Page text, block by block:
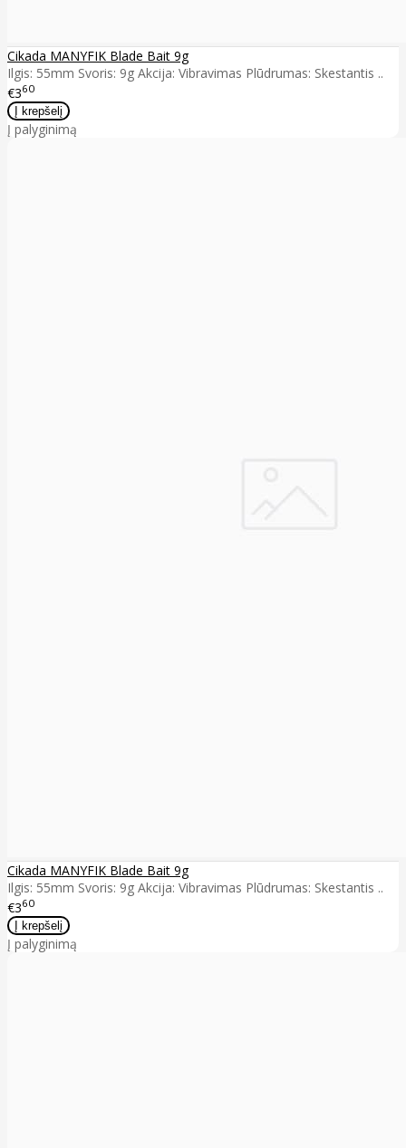
Cikada MANYFIK Blade Bait 9g
Ilgis: 55mm Svoris: 9g Akcija: Vibravimas Plūdrumas: Skestantis ..
€360
Į palyginimą
Cikada MANYFIK Blade Bait 9g
Ilgis: 55mm Svoris: 9g Akcija: Vibravimas Plūdrumas: Skestantis ..
€360
Į palyginimą